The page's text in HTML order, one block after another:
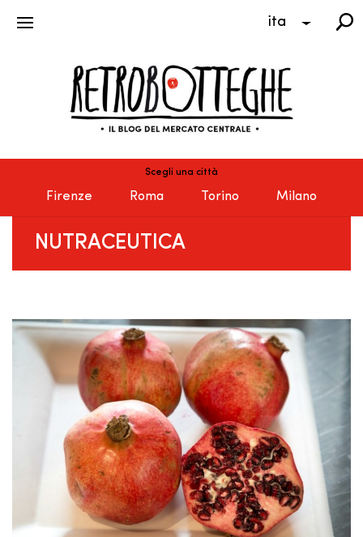
ita
Scegli una città
Firenze Roma Torino Milano
NUTRACEUTICA